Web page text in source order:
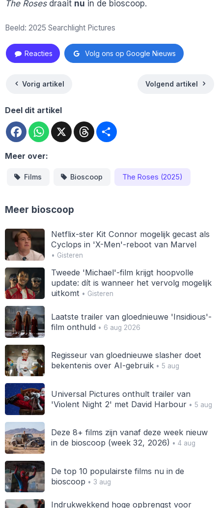
The Rosesdraait nu in de bioscoop.
Beeld: 2025 Searchlight Pictures
Reacties Volg ons op Google Nieuws
Vorig artikel Volgend artikel
Deel dit artikel
FacebookWhatsApp
X Threads
Meer over:
Films Bioscoop The Roses (2025)
Meer bioscoop
Netflix-ster Kit Connor mogelijk gecast als
Cyclops in 'X-Men'-reboot van Marvel
• Gisteren
Tweede 'Michael'-film krijgt hoopvolle
update: dít is wanneer het vervolg mogelijk
uitkomt • Gisteren
Laatste trailer van gloednieuwe 'Insidious'-
film onthuld • 6 aug 2026
Regisseur van gloednieuwe slasher doet
bekentenis over AI-gebruik• 5 aug
Universal Pictures onthult trailer van
'Violent Night 2' met David Harbour• 5 aug
Deze 8+ films zijn vanaf deze week nieuw
in de bioscoop (week 32, 2026) • 4 aug
De top 10 populairste films nu in de
bioscoop • 3 aug
Indrukwekkend hoge opbrengst voor